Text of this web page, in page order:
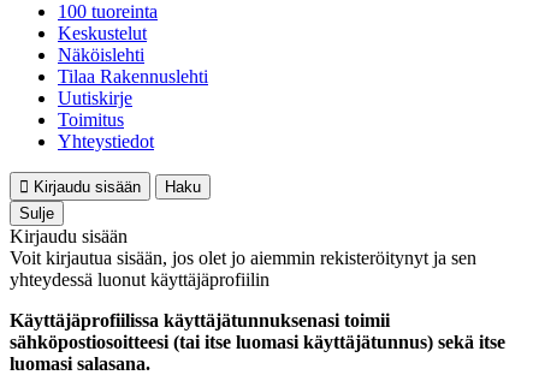
100 tuoreinta
Keskustelut
Näköislehti
Tilaa Rakennuslehti
Uutiskirje
Toimitus
Yhteystiedot
Kirjaudu sisään
Haku
Sulje
Kirjaudu sisään
Voit kirjautua sisään, jos olet jo aiemmin rekisteröitynyt ja sen
yhteydessä luonut käyttäjäprofiilin
Käyttäjäprofiilissa käyttäjätunnuksenasi toimii
sähköpostiosoitteesi (tai itse luomasi käyttäjätunnus) sekä itse
luomasi salasana.